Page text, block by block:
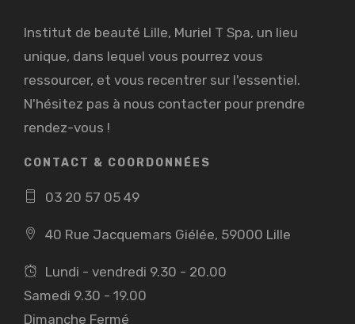
Institut de beauté Lille, Muriel T Spa, un lieu
unique, dans lequel vous pourrez vous
ressourcer, et vous recentrer sur l'essentiel.
N'hésitez pas à nous contacter pour prendre
rendez-vous !
CONTACT & COORDONNÉES
03 20 57 05 49
40 Rue Jacquemars Giélée, 59000 Lille
Lundi - vendredi 9.30 - 20.00
Samedi 9.30 - 19.00
Dimanche Fermé